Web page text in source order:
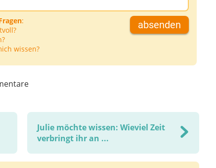
:
wissen?
absenden
Julie möchte wissen: Wieviel Zeit
verbringt ihr an ...